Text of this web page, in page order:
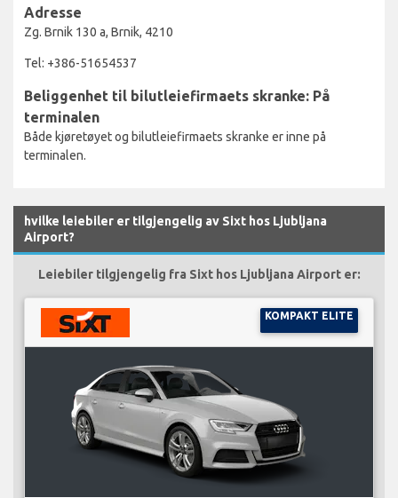
Adresse
Zg. Brnik 130 a, Brnik, 4210
Tel: +386-51654537
Beliggenhet til bilutleiefirmaets skranke: På
terminalen
Både kjøretøyet og bilutleiefirmaets skranke er inne på
terminalen.
hvilke leiebiler er tilgjengelig av Sixt hos Ljubljana
Airport?
Leiebiler tilgjengelig fra Sixt hos Ljubljana Airport er:
KOMPAKT ELITE